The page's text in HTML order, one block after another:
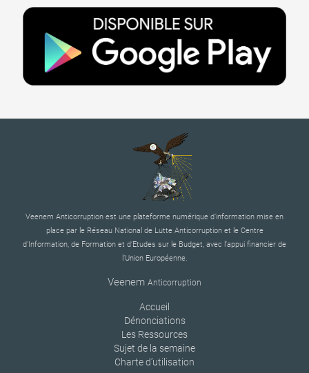
Veenem Anticorruption est une plateforme numérique d’information mise en
place par le Réseau National de Lutte Anticorruption et le Centre
d’Information, de Formation et d’Etudes sur le Budget, avec l’appui financier de
l’Union Européenne.
Veenem Anticorruption
Accueil
Dénonciations
Les Ressources
Sujet de la semaine
Charte d’utilisation